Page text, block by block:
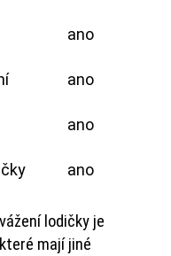
ano
ano
ano
ano
lodičky je
mají jiné